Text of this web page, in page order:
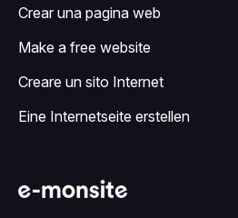
Crear una pagina web
Make a free website
Creare un sito Internet
Eine Internetseite erstellen